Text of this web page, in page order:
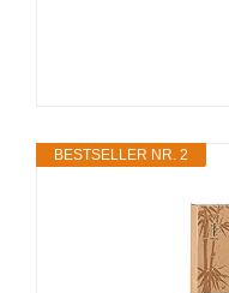
BESTSELLER NR. 2